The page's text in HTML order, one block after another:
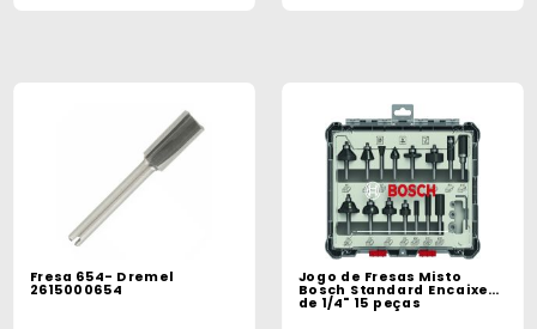
Fresa 654- Dremel
2615000654
Jogo de Fresas Misto
Bosch Standard Encaixe
de 1/4" 15 peças